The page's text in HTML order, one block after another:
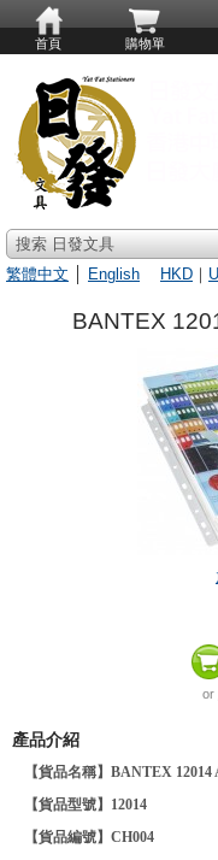
首頁 購物單
搜索 日發文具
繁體中文
English HKD ｜
BANTEX
or
產品介紹
【貨品名稱】BANTEX
【貨品型號】12014
【貨品編號】CH004